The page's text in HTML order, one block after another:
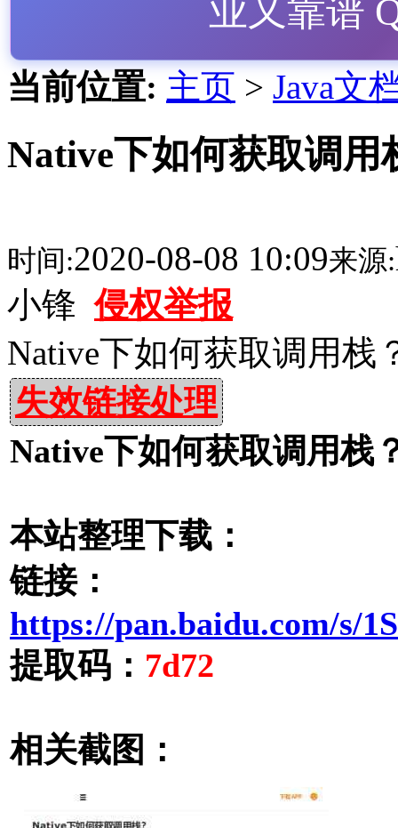
业又靠谱
当前位置: 主页 > Java文
Native下如何获取调用
时间:2020-08-08 10:09来源:
小锋侵权举报
Native下如何获取调用栈
失效链接处理
Native下如何获取调用栈
本站整理下载：
链接：
https://pan.baidu.com/s/
提取码： 7d72
相关截图：